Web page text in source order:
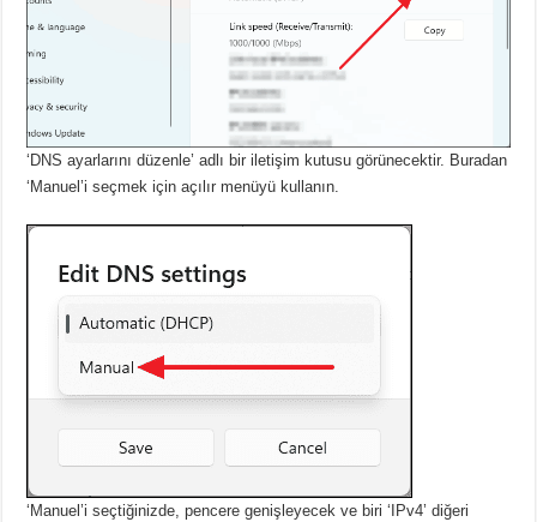
‘DNS ayarlarını düzenle’ adlı bir iletişim kutusu görünecektir. Buradan
‘Manuel’i seçmek için açılır menüyü kullanın.
‘Manuel’i seçtiğinizde, pencere genişleyecek ve biri ‘IPv4’ diğeri